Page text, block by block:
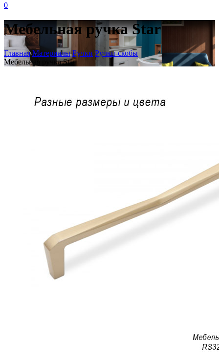
0
Мебельная ручка Star
Главная Материалы Ручки Ручки-скобы
Мебельная ручка Star